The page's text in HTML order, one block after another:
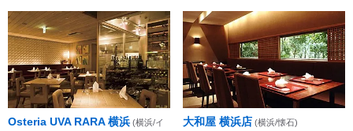
Osteria UVA RARA 横浜 (横浜/イ
大和屋 横浜店 (横浜/懐石)